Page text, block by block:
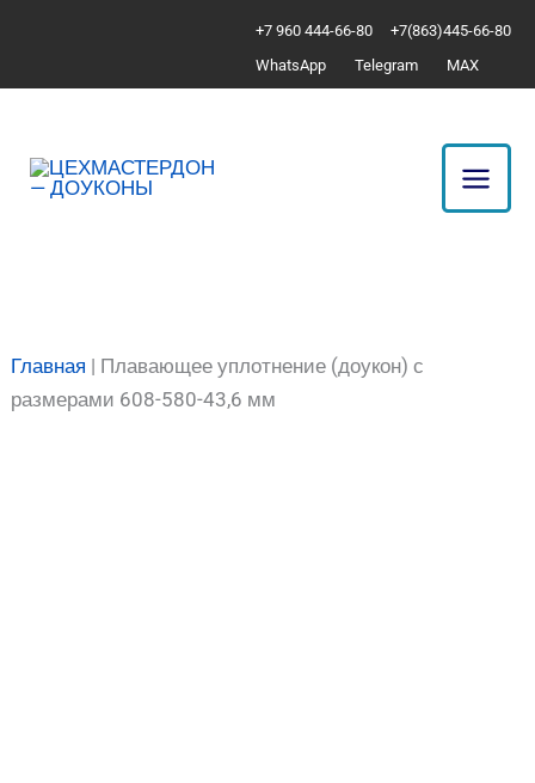
содержимому
+7 960 444-66-80
+7(863)445-66-80
WhatsApp
Telegram MAX
Главная | Плавающее уплотнение (доукон) с
размерами 608-580-43,6 мм
Плавающее
с